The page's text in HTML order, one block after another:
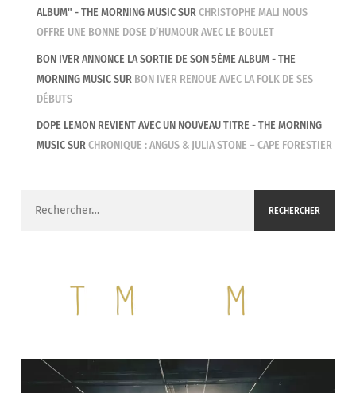
ALBUM" - THE MORNING MUSICSURCHRISTOPHE MALI NOUS
OFFRE UNE BONNE DOSE D’HUMOUR AVEC LE BOULET
BON IVER ANNONCE LA SORTIE DE SON 5ÈME ALBUM - THE
MORNING MUSICSUR BON IVER RENOUE AVEC LA FOLK DE SES
DÉBUTS
DOPE LEMON REVIENT AVEC UN NOUVEAU TITRE - THE MORNING
MUSICSURCHRONIQUE : ANGUS & JULIA STONE – CAPE FORESTIER